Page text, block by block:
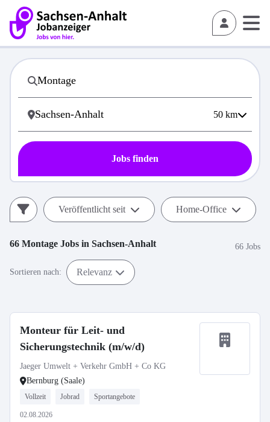
50 km
Jobs finden
Veröffentlicht seit Home-Office
66 Montage Jobs in Sachsen-Anhalt 66 Jobs
Sortieren nach: Relevanz
Monteur für Leit- und
Sicherungstechnik (m/w/d)
Jaeger Umwelt + Verkehr GmbH + Co KG
Bernburg (Saale)
Vollzeit Jobrad Sportangebote
02.08.2026